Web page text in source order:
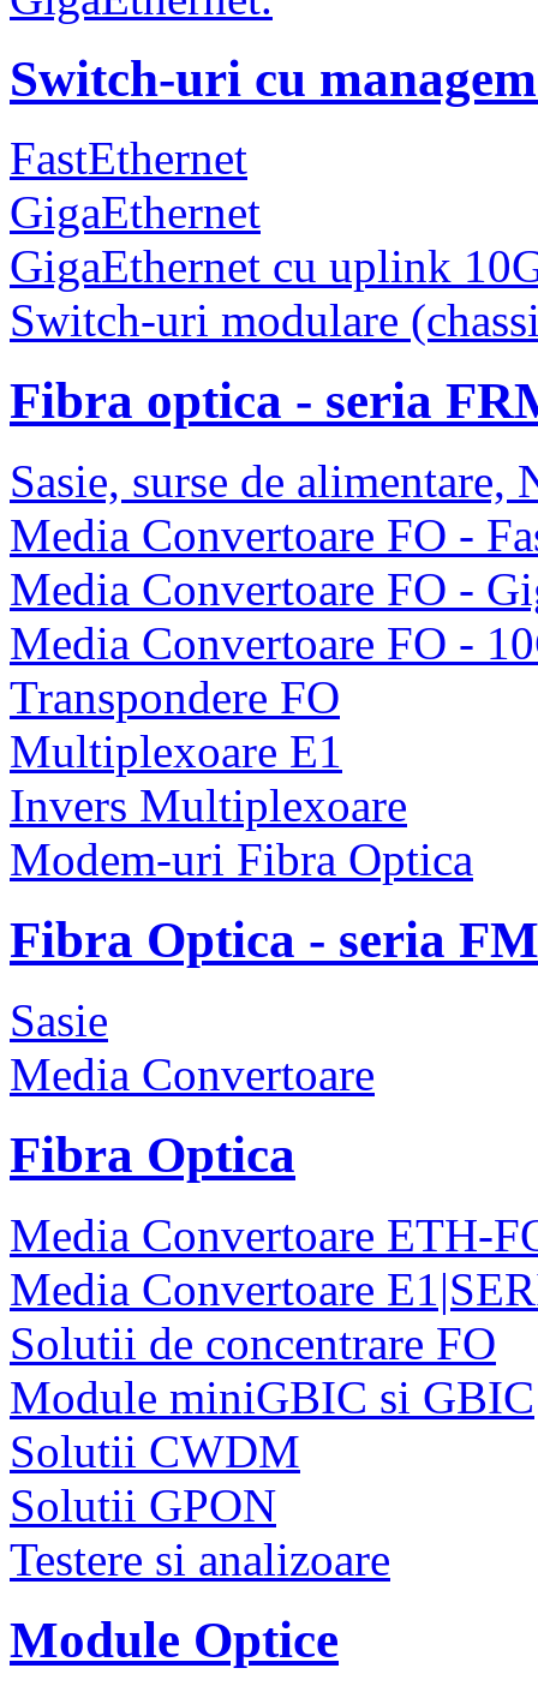
Switch-uri cu
FastEthernet
GigaEthernet
GigaEthernet cu uplink
Switch-uri modulare
Fibra optica - seria
Sasie, surse de alimentare,
Media Convertoare FO -
Media Convertoare FO -
Media Convertoare FO -
Transpondere FO
Multiplexoare E1
Invers Multiplexoare
Modem-uri Fibra Optica
Fibra Optica - seria
Sasie
Media Convertoare
Fibra Optica
Media Convertoare ETH-
Media Convertoare
Solutii de concentrare FO
Module miniGBIC si GBIC
Solutii CWDM
Solutii GPON
Testere si analizoare
Module Optice